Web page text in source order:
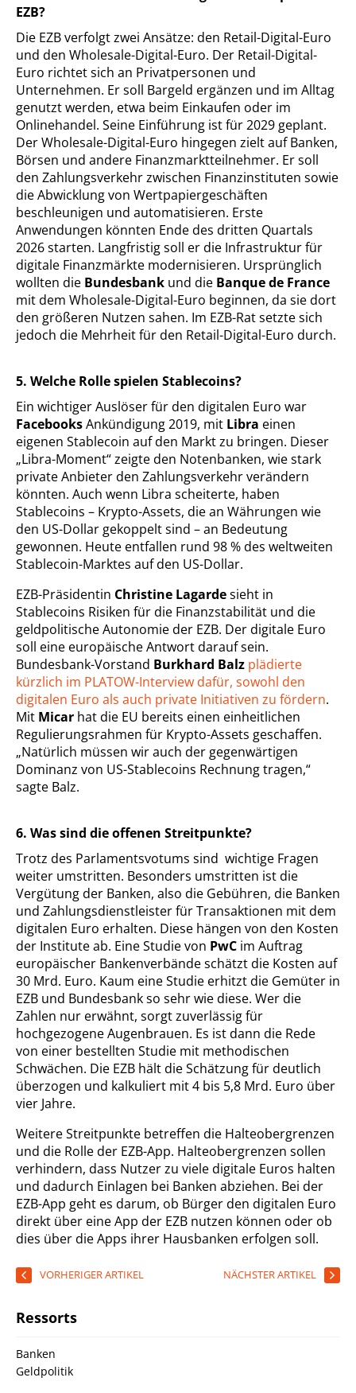
EZB?
Die EZB verfolgt zwei Ansätze: den Retail-Digital-Euro
und den Wholesale-Digital-Euro. Der Retail-Digital-
Euro richtet sich an Privatpersonen und
Unternehmen. Er soll Bargeld ergänzen und im Alltag
genutzt werden, etwa beim Einkaufen oder im
Onlinehandel. Seine Einführung ist für 2029 geplant.
Der Wholesale-Digital-Euro hingegen zielt auf Banken,
Börsen und andere Finanzmarktteilnehmer. Er soll
den Zahlungsverkehr zwischen Finanzinstituten sowie
die Abwicklung von Wertpapiergeschäften
beschleunigen und automatisieren. Erste
Anwendungen könnten Ende des dritten Quartals
2026 starten. Langfristig soll er die Infrastruktur für
digitale Finanzmärkte modernisieren. Ursprünglich
wollten die Bundesbank und die Banque de France
mit dem Wholesale-Digital-Euro beginnen, da sie dort
den größeren Nutzen sahen. Im EZB-Rat setzte sich
jedoch die Mehrheit für den Retail-Digital-Euro durch.
5. Welche Rolle spielen Stablecoins?
Ein wichtiger Auslöser für den digitalen Euro war
FacebooksAnkündigung 2019, mit Libra einen
eigenen Stablecoin auf den Markt zu bringen. Dieser
„Libra-Moment“ zeigte den Notenbanken, wie stark
private Anbieter den Zahlungsverkehr verändern
könnten. Auch wenn Libra scheiterte, haben
Stablecoins – Krypto-Assets, die an Währungen wie
den US-Dollar gekoppelt sind – an Bedeutung
gewonnen. Heute entfallen rund 98 % des weltweiten
Stablecoin-Marktes auf den US-Dollar.
EZB-Präsidentin Christine Lagardesieht in
Stablecoins Risiken für die Finanzstabilität und die
geldpolitische Autonomie der EZB. Der digitale Euro
soll eine europäische Antwort darauf sein.
Bundesbank-Vorstand Burkhard Balz plädierte
kürzlich im PLATOW-Interview dafür, sowohl den
digitalen Euro als auch private Initiativen zu fördern.
Mit Micar hat die EU bereits einen einheitlichen
Regulierungsrahmen für Krypto-Assets geschaffen.
„Natürlich müssen wir auch der gegenwärtigen
Dominanz von US-Stablecoins Rechnung tragen,“
sagte Balz.
6. Was sind die offenen Streitpunkte?
Trotz des Parlamentsvotums sind wichtige Fragen
weiter umstritten. Besonders umstritten ist die
Vergütung der Banken, also die Gebühren, die Banken
und Zahlungsdienstleister für Transaktionen mit dem
digitalen Euro erhalten. Diese hängen von den Kosten
der Institute ab. Eine Studie von PwC im Auftrag
europäischer Bankenverbände schätzt die Kosten auf
30 Mrd. Euro. Kaum eine Studie erhitzt die Gemüter in
EZB und Bundesbank so sehr wie diese. Wer die
Zahlen nur erwähnt, sorgt zuverlässig für
hochgezogene Augenbrauen. Es ist dann die Rede
von einer bestellten Studie mit methodischen
Schwächen. Die EZB hält die Schätzung für deutlich
überzogen und kalkuliert mit 4 bis 5,8 Mrd. Euro über
vier Jahre.
Weitere Streitpunkte betreffen die Halteobergrenzen
und die Rolle der EZB-App. Halteobergrenzen sollen
verhindern, dass Nutzer zu viele digitale Euros halten
und dadurch Einlagen bei Banken abziehen. Bei der
EZB-App geht es darum, ob Bürger den digitalen Euro
direkt über eine App der EZB nutzen können oder ob
dies über die Apps ihrer Hausbanken erfolgen soll.
VORHERIGER ARTIKEL NÄCHSTER ARTIKEL
Ressorts
Banken
Geldpolitik